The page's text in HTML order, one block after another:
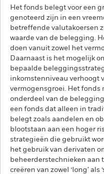
Het fonds belegt voor een
genoteerd zijn in een
betreffende valutakoersen
waarde van de belegging.
doen vanuit zowel het
Daarnaast is het mogelijk
bepaalde
inkomstenniveau verhoogt
vermogensgroei. Het fonds
onderdeel van de
een fonds dat alleen in
belegt zoals aandelen en
blootstaan aan een hoger
strategieën die gebruikt
het gebruik van derivaten
beheerderstechnieken aan
creëren van zowel ‘long’